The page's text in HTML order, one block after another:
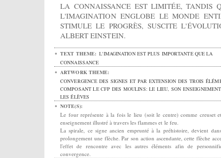
LA CONNAISSANCE EST LIMITÉE, TANDIS
L'IMAGINATION ENGLOBE LE MONDE
STIMULE LE PROGRÈS, SUSCITE
ALBERT EINSTEIN.
TEXT THEME: L'IMAGINATION EST PLUS IMPORTANTE QUE LA
CONNAISSANCE
ARTWORK THEME:
CONVERGENCE DES SIGNES ET PAR EXTENSION DES TROIS
COMPOSANT LE CFP DES MOULINS: LE LIEU, SON
LES ÉLÈVES
NOTE(S):
Le four représente à la fois le lieu (soit le centre) comme creuset
enseignement illustré à travers les flammes et le feu.
La spirale, ce signe ancien emprunté à la préhistoire, devient
prolongement une flèche. Par son action ascendante, cette flèche
l'effet de rencontre avec les autres éléments afin de
convergence.